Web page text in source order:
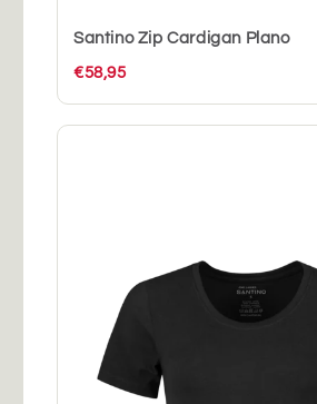
Santino Zip Cardigan Plano
€58,95